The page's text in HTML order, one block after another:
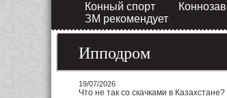
Конный спорт
ЗМ рекомендует
Ипподром
19/07/2026
Что не так со скачками в Казахстане?